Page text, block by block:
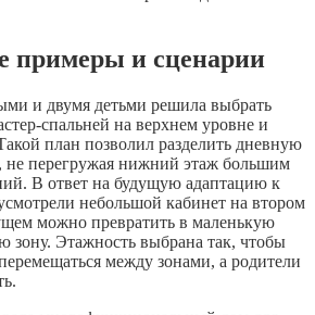
примеры и сценарии
и двумя детьми решила выбрать
спальней на верхнем уровне и
план позволил разделить дневную
не перегружая нижний этаж большим
В ответ на будущую адаптацию к
небольшой кабинет на втором
можно превратить в маленькую
зону. Этажность выбрана так, чтобы
между зонами, а родители